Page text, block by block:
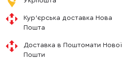
Кур'єрська доставка Нова
Пошта
Доставка в Поштомати Нової
Пошти